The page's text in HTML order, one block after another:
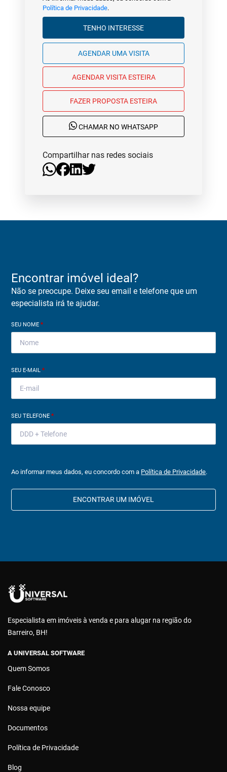
Política de Privacidade.
TENHO INTERESSE
AGENDAR UMA VISITA
AGENDAR VISITA ESTEIRA
FAZER PROPOSTA ESTEIRA
CHAMAR NO WHATSAPP
Compartilhar nas redes sociais
Encontrar imóvel ideal?
Não se preocupe. Deixe seu email e telefone que um
especialista irá te ajudar.
SEU NOME*
SEU E-MAIL*
SEU TELEFONE*
Ao informar meus dados, eu concordo com a Política de Privacidade.
ENCONTRAR UM IMÓVEL
Especialista em imóveis à venda e para alugar na região do
Barreiro, BH!
A UNIVERSAL SOFTWARE
Quem Somos
Fale Conosco
Nossa equipe
Documentos
Política de Privacidade
Blog